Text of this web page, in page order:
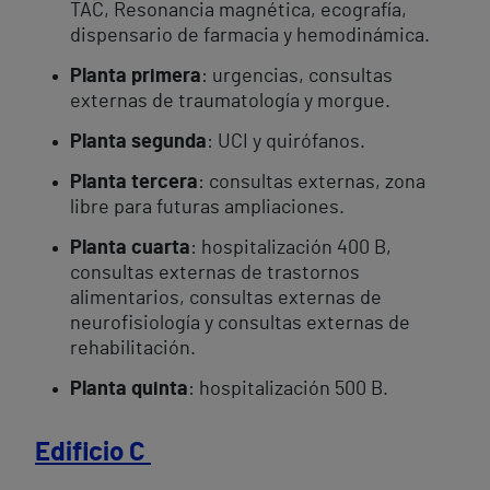
TAC, Resonancia magnética, ecografía,
dispensario de farmacia y hemodinámica.
Planta primera: urgencias, consultas
externas de traumatología y morgue.
Planta segunda: UCI y quirófanos.
Planta tercera: consultas externas, zona
libre para futuras ampliaciones.
Planta cuarta: hospitalización 400 B,
consultas externas de trastornos
alimentarios, consultas externas de
neurofisiología y consultas externas de
rehabilitación.
Planta quinta: hospitalización 500 B.
Edificio C